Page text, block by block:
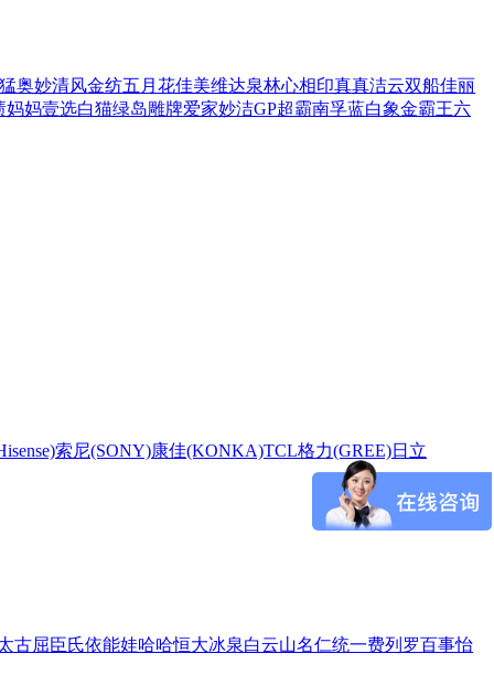
奥妙清风金纺五月花佳美维达泉林心相印真真洁云双船佳丽
妈妈壹选白猫绿岛雕牌爱家妙洁GP超霸南孚蓝白象金霸王六
索尼(SONY)康佳(KONKA)TCL格力(GREE)日立
古屈臣氏依能娃哈哈恒大冰泉白云山名仁统一费列罗百事怡